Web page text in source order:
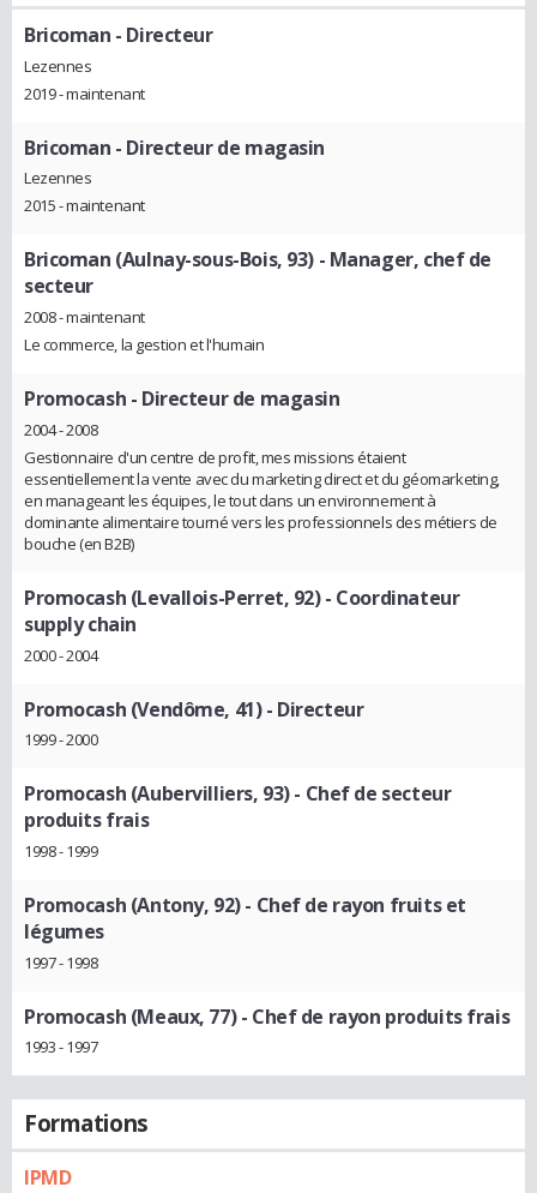
Bricoman - Directeur
Lezennes
2019 - maintenant
Bricoman - Directeur de magasin
Lezennes
2015 - maintenant
Bricoman (Aulnay-sous-Bois, 93)- Manager, chef de
secteur
2008 - maintenant
Le commerce, la gestion et l'humain
Promocash - Directeur de magasin
2004 - 2008
Gestionnaire d'un centre de profit, mes missions étaient
essentiellement la vente avec du marketing direct et du géomarketing,
en manageant les équipes, le tout dans un environnement à
dominante alimentaire tourné vers les professionnels des métiers de
bouche (en B2B)
Promocash (Levallois-Perret, 92)- Coordinateur
supply chain
2000 - 2004
Promocash (Vendôme, 41)- Directeur
1999 - 2000
Promocash (Aubervilliers, 93)- Chef de secteur
produits frais
1998 - 1999
Promocash (Antony, 92)- Chef de rayon fruits et
légumes
1997 - 1998
Promocash (Meaux, 77)- Chef de rayon produits frais
1993 - 1997
Formations
IPMD